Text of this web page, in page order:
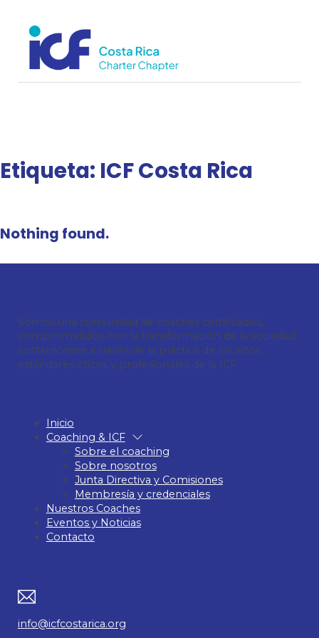
Etiqueta: ICF Costa Rica
Nothing found.
Somos una comunidad de coaches certificados,
comprometidos con la transformación de la sociedad
costarricense a través de la práctica de los altos
estándares éticos y profesionales de la ICF.
Inicio
Coaching & ICF
Sobre el coaching
Sobre nosotros
Junta Directiva y Comisiones
Membresía y credenciales
Nuestros Coaches
Eventos y Noticias
Contacto
info@icfcostarica.org